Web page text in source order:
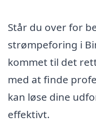
Står du over for
strømpeforing i
kommet til det
med at finde
kan løse dine
effektivt.